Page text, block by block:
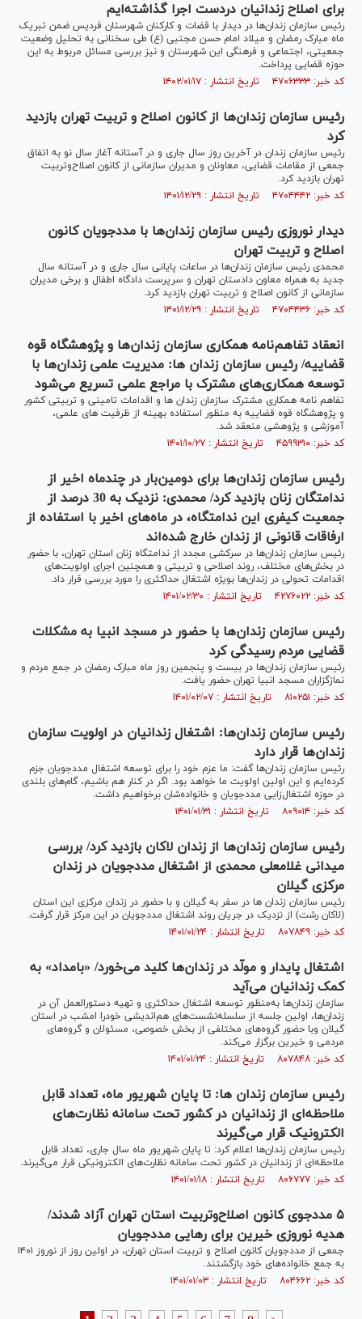
برای اصلاح زندانیان دردست اجرا گذاشته‌ایم
رئیس سازمان زندان‌ها در دیدار با قضات و کارکنان شهرستان فردیس ضمن تبریک
ماه مبارک رمضان و میلاد امام حسن مجتبی (ع) طی سخنانی به تحلیل وضعیت
جمعیتی، اجتماعی و فرهنگی این شهرستان و نیز بررسی مسائل مربوط به این
حوزه قضایی پرداخت.
کد خبر: ۴۷۰۶۳۳۳ تاریخ انتشار : ۱۴۰۲/۰۱/۱۷
رئیس سازمان زندان‌ها از کانون اصلاح و تربیت تهران بازدید
کرد
رئیس سازمان زندان در آخرین روز سال جاری و در آستانه آغاز سال نو به اتفاق
جمعی از مقامات قضایی، معاونان و مدیران سازمانی از کانون اصلاح‌وتربیت
تهران بازدید کرد.
کد خبر: ۴۷۰۴۴۴۲ تاریخ انتشار : ۱۴۰۱/۱۲/۲۹
دیدار نوروزی رئیس سازمان زندان‌ها با مددجویان کانون
اصلاح و تربیت تهران
محمدی رئیس سازمان زندان‌ها در ساعات پایانی سال جاری و در آستانه سال
جدید به همراه معاون دادستان تهران و سرپرست دادگاه اطفال و برخی مدیران
سازمانی از کانون اصلاح و تربیت تهران بازدید کرد.
کد خبر: ۴۷۰۴۴۳۶ تاریخ انتشار : ۱۴۰۱/۱۲/۲۹
انعقاد تفاهم‌نامه همکاری سازمان زندان‌ها و پژوهشگاه قوه
قضاییه/ رئیس سازمان زندان ها: مدیریت علمی زندان‌ها با
توسعه همکاری‌های مشترک با مراجع علمی تسریع می‌شود
تفاهم نامه همکاری مشترک سازمان زندان ها و اقدامات تامینی و تربیتی کشور
و پژوهشگاه قوه قضاییه به منظور استفاده بهینه از ظرفیت های علمی،
آموزشی و پژوهشی منعقد شد.
کد خبر: ۴۵۹۹۳۱۰ تاریخ انتشار : ۱۴۰۱/۱۰/۲۷
رئیس سازمان زندان‌ها برای دومین‌بار در چندماه اخیر از
ندامتگان زنان بازدید کرد/ محمدی: نزدیک به 30 درصد از
جمعیت کیفری این ندامتگاه، در ماه‌های اخیر با استفاده از
ارفاقات قانونی از زندان خارج شده‌اند
رئیس سازمان زندان‌ها در سرکشی مجدد از ندامتگاه زنان استان تهران، با حضور
در بخش‌های مختلف، روند اصلاحی و تربیتی و همچنین اجرای اولویت‌های
اقدامات تحولی در زندان‌ها بویژه اشتغال حداکثری را مورد بررسی قرار داد.
کد خبر: ۴۲۷۶۰۲۲ تاریخ انتشار : ۱۴۰۱/۰۲/۳۰
رئیس سازمان زندان‌ها با حضور در مسجد انبیا به مشکلات
قضایی مردم رسیدگی کرد
رئیس سازمان زندان‌ها در بیست و پنجمین روز ماه مبارک رمضان در جمع مردم و
نمازگزاران مسجد انبیا تهران حضور یافت.
کد خبر: ۸۱۰۲۵۱ تاریخ انتشار : ۱۴۰۱/۰۲/۰۷
رئیس سازمان زندان‌ها: اشتغال زندانیان در اولویت سازمان
زندان‌ها قرار دارد
رئیس سازمان زندان‌ها گفت: ما عزم خود را برای توسعه اشتغال مددجویان جزم
کرده‌ایم و این اولین اولویت ما خواهد بود. اگر در کنار هم باشیم، گام‌های بلندی
در حوزه اشتغال‌زایی مددجویان و خانواده‌شان برخواهیم داشت.
کد خبر: ۸۰۹۰۱۴ تاریخ انتشار : ۱۴۰۱/۰۱/۳۱
رئیس سازمان زندان‌ها از زندان لاکان بازدید کرد/ بررسی
میدانی غلامعلی محمدی از اشتغال مددجویان در زندان
مرکزی گیلان
رئیس سازمان زندان ها در سفر به گیلان و با حضور در زندان مرکزی این استان
(لاکان رشت) از نزدیک در جریان روند اشتغال مددجویان در این مرکز قرار گرفت.
کد خبر: ۸۰۷۸۴۹ تاریخ انتشار : ۱۴۰۱/۰۱/۲۴
اشتغال پایدار و مولّد در زندان‌ها کلید می‌خورد/ «بامداد» به
کمک زندانیان می‌آید
سازمان زندان‌ها به‌منظور توسعه اشتغال حداکثری و تهیه دستورالعمل آن در
زندان‌ها، اولین جلسه از سلسله‌نشست‌های هم‌اندیشی خودرا امشب در استان
گیلان وبا حضور گروه‌های مختلفی از بخش خصوصی، مسئولان و گروه‌های
مردمی و خیرین برگزار می‌کند.
کد خبر: ۸۰۷۸۴۸ تاریخ انتشار : ۱۴۰۱/۰۱/۲۴
رئیس سازمان زندان ها: تا پایان شهریور ماه، تعداد قابل
ملاحظه‌ای از زندانیان در کشور تحت سامانه نظارت‌های
الکترونیک قرار می‌گیرند
رئیس سازمان زندان‌ها اعلام کرد: تا پایان شهریور ماه سال جاری، تعداد قابل
ملاحظه‌ای از زندانیان در کشور تحت سامانه نظارت‌های الکترونیکی قرار می‌گیرند.
کد خبر: ۸۰۶۷۷۷ تاریخ انتشار : ۱۴۰۱/۰۱/۱۸
۵ مددجوی کانون اصلاح‌وتربیت استان تهران آزاد شدند/
هدیه نوروزی خیرین برای رهایی مددجویان
جمعی از مددجویان کانون اصلاح و تربیت استان تهران، در اولین روز از نوروز ۱۴۰۱
به جمع خانواده‌های خود بازگشتند.
کد خبر: ۸۰۴۶۶۲ تاریخ انتشار : ۱۴۰۱/۰۱/۰۳